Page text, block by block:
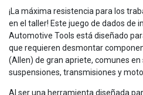
¡La máxima resistencia para los
en el taller! Este juego de dados de
Automotive Tools está diseñado
que requieren desmontar
(Allen) de gran apriete, comunes
suspensiones, transmisiones y
Al ser una herramienta diseñada